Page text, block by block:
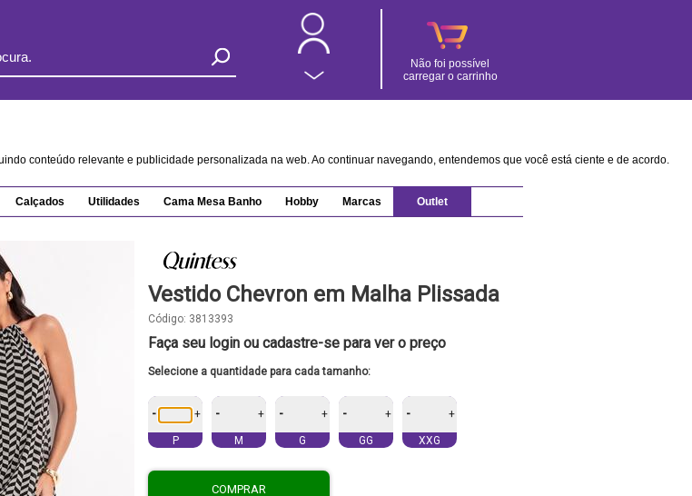
Não foi possível
carregar o carrinho
conteúdo relevante e publicidade personalizada na web. Ao continuar navegando, entendemos que você está ciente e de acordo.
Calçados Utilidades Cama Mesa Banho Hobby Marcas Outlet
Vestido Chevron em Malha Plissada
Código: 3813393
Faça seu login ou cadastre-se para ver o preço
Selecione a quantidade para cada tamanho:
- +
P
- +
M
- +
G
- +
GG
- +
XXG
COMPRAR